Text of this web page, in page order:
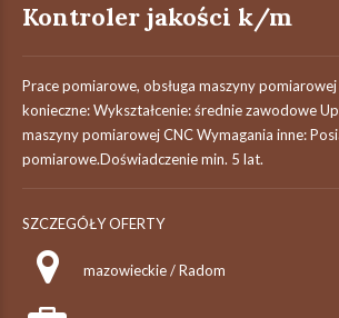
Kontroler jakości k/m
Prace pomiarowe, obsługa maszyny
konieczne: Wykształcenie: średnie zawodowe
maszyny pomiarowej CNC Wymagania inne:
pomiarowe.Doświadczenie min. 5 lat.
SZCZEGÓŁY OFERTY
mazowieckie / Radom